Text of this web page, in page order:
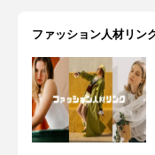
ファッション人材リン